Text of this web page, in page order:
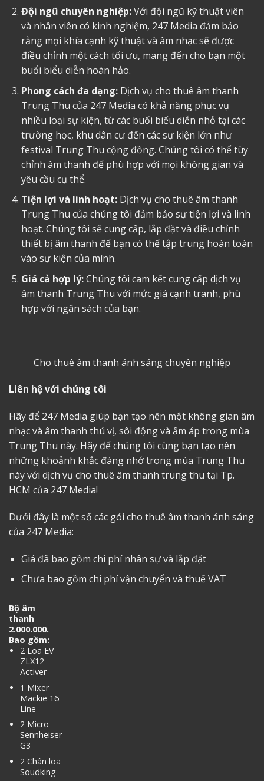
Đội ngũ chuyên nghiệp:Với đội ngũ kỹ thuật viên
và nhân viên có kinh nghiệm, 247 Media đảm bảo
rằng mọi khía cạnh kỹ thuật và âm nhạc sẽ được
điều chỉnh một cách tối ưu, mang đến cho bạn một
buổi biểu diễn hoàn hảo.
Phong cách đa dạng:Dịch vụ cho thuê âm thanh
Trung Thu của 247 Media có khả năng phục vụ
nhiều loại sự kiện, từ các buổi biểu diễn nhỏ tại các
trường học, khu dân cư đến các sự kiện lớn như
festival Trung Thu cộng đồng. Chúng tôi có thể tùy
chỉnh âm thanh để phù hợp với mọi không gian và
yêu cầu cụ thể.
Tiện lợi và linh hoạt:Dịch vụ cho thuê âm thanh
Trung Thu của chúng tôi đảm bảo sự tiện lợi và linh
hoạt. Chúng tôi sẽ cung cấp, lắp đặt và điều chỉnh
thiết bị âm thanh để bạn có thể tập trung hoàn toàn
vào sự kiện của mình.
Giá cả hợp lý:Chúng tôi cam kết cung cấp dịch vụ
âm thanh Trung Thu với mức giá cạnh tranh, phù
hợp với ngân sách của bạn.
Cho thuê âm thanh ánh sángchuyên nghiệp
Liên hệ với chúng tôi
Hãy để 247 Media giúp bạn tạo nên một không gian âm
nhạc và âm thanh thú vị, sôi động và ấm áp trong mùa
Trung Thu này. Hãy để chúng tôi cùng bạn tạo nên
những khoảnh khắc đáng nhớ trong mùa Trung Thu
này với dịch vụ cho thuê âm thanh trung thu tại Tp.
HCM của 247 Media!
Dưới đây là một số các gói cho thuê âm thanh ánh sáng
của 247 Media:
Giá đã bao gồm chi phí nhân sự và lắp đặt
Chưa bao gồm chi phí vận chuyển và thuế VAT
Bộ âm
thanh
2.000.000.
Bao gồm:
2 Loa EV
ZLX12
Activer
1 Mixer
Mackie 16
Line
2 Micro
Sennheiser
G3
2 Chân loa
Soudking